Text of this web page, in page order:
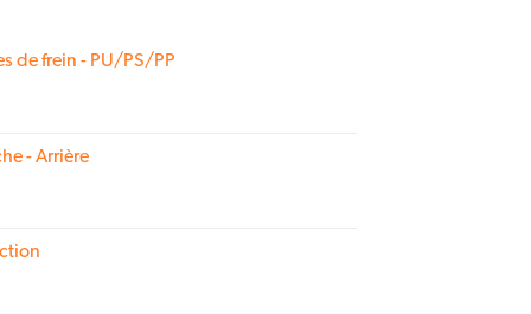
de frein - PU/PS/PP
- Arrière